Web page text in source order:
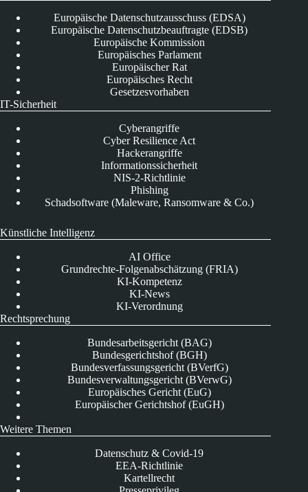
Europäische Datenschutzausschuss (EDSA)
Europäische Datenschutzbeauftragte (EDSB)
Europäische Kommission
Europäisches Parlament
Europäischer Rat
Europäisches Recht
Gesetzesvorhaben
IT-Sicherheit
Cyberangriffe
Cyber Resilience Act
Hackerangriffe
Informationssicherheit
NIS-2-Richtlinie
Phishing
Schadsoftware (Maleware, Ransomware & Co.)
Künstliche Intelligenz
AI Office
Grundrechte-Folgenabschätzung (FRIA)
KI-Kompetenz
KI-News
KI-Verordnung
Rechtsprechung
Bundesarbeitsgericht (BAG)
Bundesgerichtshof (BGH)
Bundesverfassungsgericht (BVerfG)
Bundesverwaltungsgericht (BVerwG)
Europäisches Gericht (EuG)
Europäischer Gerichtshof (EuGH)
Weitere Themen
Datenschutz & Covid-19
EEA-Richtlinie
Kartellrecht